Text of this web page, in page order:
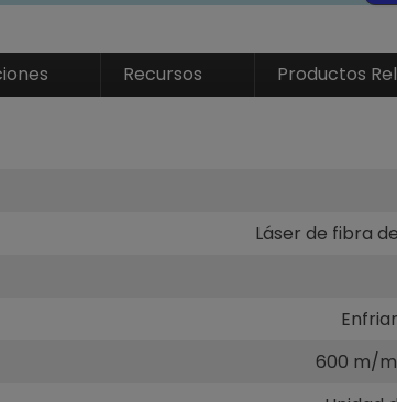
Recursos Productos
Láser de fibra
600 m/